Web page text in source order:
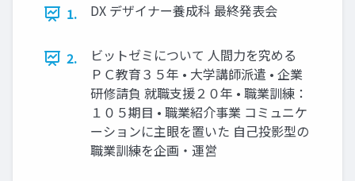
1.
DX デザイナー養成科 最終発表会
2.
ビットゼミについて 人間力を究める
ＰＣ教育３５年 • 大学講師派遣 • 企業
研修請負 就職支援２０年 • 職業訓練：
１０５期目 • 職業紹介事業 コミュニケ
ーションに主眼を置いた 自己投影型の
職業訓練を企画・運営